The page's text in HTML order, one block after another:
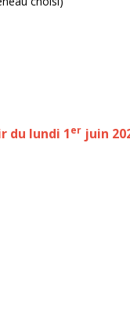
du lundi 1er juin